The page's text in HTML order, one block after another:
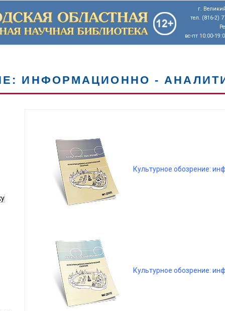
г.
тел. (816-2)
вс-пт 10:00-
ИНФОРМАЦИОННО -
Культурное обозрение:
Культурное обозрение: